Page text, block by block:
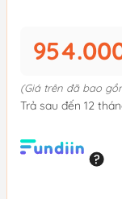
(Giá trên đã bao
Trả sau đến 12